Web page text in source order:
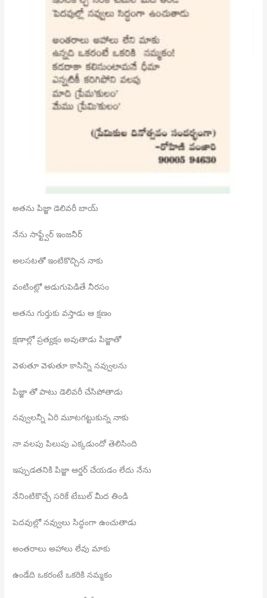
అతనుపిజ్జా డెలివరీ బాయ్
నేను సాఫ్ట్వేర్ ఇంజనీర్
అలసటతో ఇంటికొచ్చిన నాకు
వంటింట్లో అడుగుపెడితే నీరసం
అతను గుర్తుకు వస్తాడు ఆ క్షణం
క్షణాల్లో ప్రత్యక్షం అవుతాడు పిజ్జాతో
వెళుతూ వెళుతూ కాసిన్ని నవ్వులను
పిజ్జా తో పాటు డెలివరీ చేసిపోతాడు
నవ్వులన్నీ ఏరి మూటగట్టుకున్న నాకు
నా వలపు పిలుపు ఎక్కడుందో తెలిసింది
ఇప్పుడతనికి పిజ్జా ఆర్డర్ చేయడం లేదు నేను
నేనింటికొచ్చే సరికే టేబుల్ మీద తిండి
పెదవుల్లో నవ్వులు సిద్ధంగా ఉంచుతాడు
అంతరాలు అహాలు లేవు మాకు
ఉండేది ఒకరంటే ఒకరికి నమ్మకం